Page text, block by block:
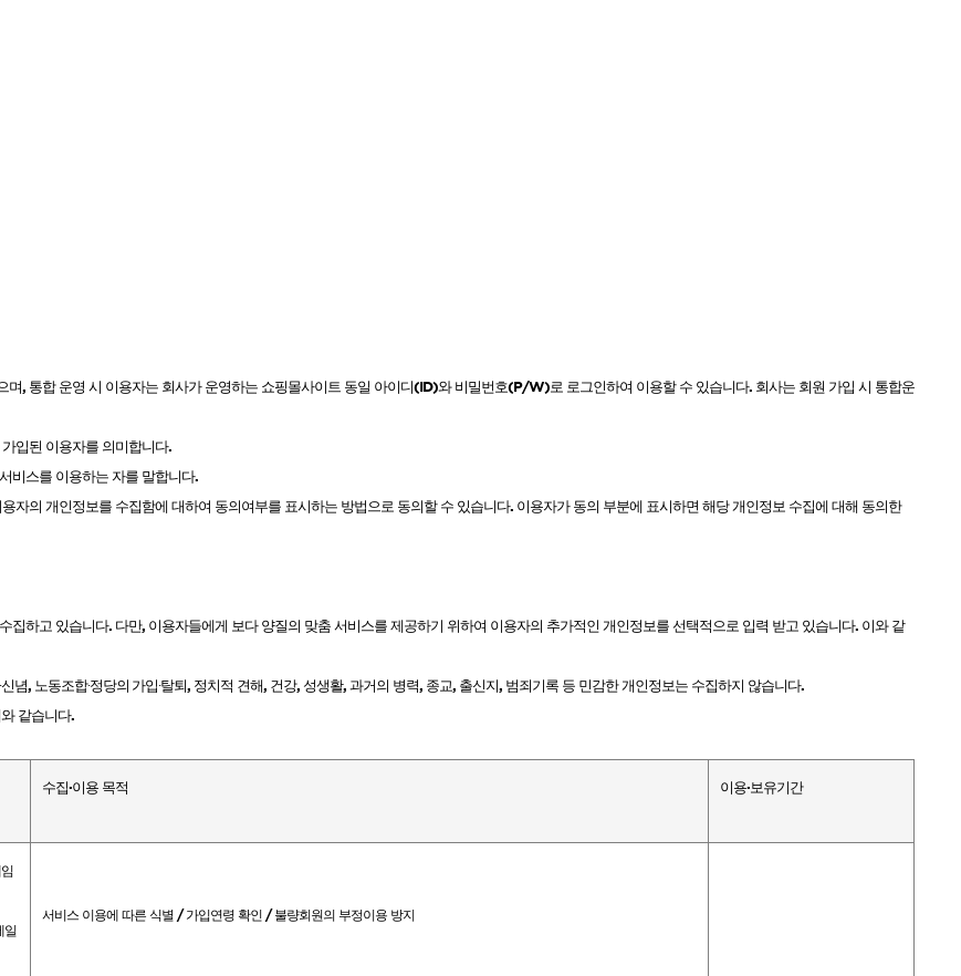
VOLUME NO FRIZZ CURL SCALP
우수회원 혜택 미용회원 혜택
며, 통합 운영 시 이용자는 회사가 운영하는 쇼핑몰사이트 동일 아이디(ID)와 비밀번호(P/W)로 로그인하여 이용할 수 있습니다. 회사는 회원 가입 시 통합운
입된 이용자를 의미합니다.
비스를 이용하는 자를 말합니다.
자의 개인정보를 수집함에 대하여 동의여부를 표시하는 방법으로 동의할 수 있습니다. 이용자가 동의 부분에 표시하면 해당 개인정보 수집에 대해 동의한
집하고 있습니다. 다만, 이용자들에게 보다 양질의 맞춤 서비스를 제공하기 위하여 이용자의 추가적인 개인정보를 선택적으로 입력 받고 있습니다. 이와 같
∙신념, 노동조합∙정당의 가입∙탈퇴, 정치적 견해, 건강, 성생활,과거의 병력, 종교, 출신지, 범죄기록 등 민감한 개인정보는 수집하지 않습니다.
같습니다.
수집·이용 목적 이용·보유기간
일
서비스 이용에 따른 식별 /가입연령 확인 /불량회원의 부정이용 방지